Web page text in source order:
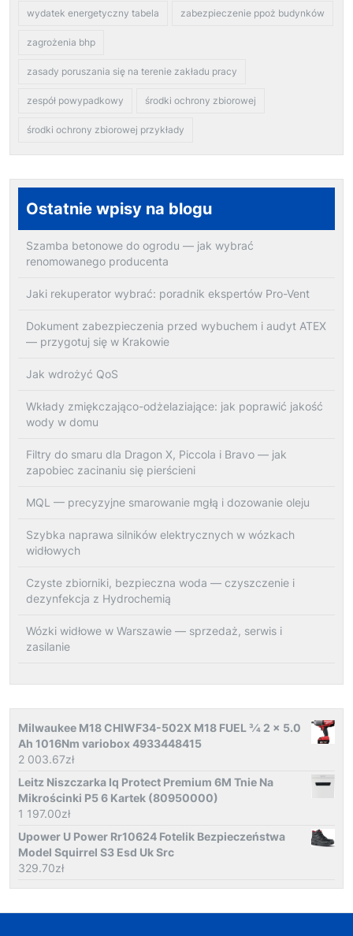
wydatek energetyczny tabela zabezpieczenie ppoż budynków
zagrożenia bhp
zasady poruszania się na terenie zakładu pracy
zespół powypadkowy środki ochrony zbiorowej
środki ochrony zbiorowej przykłady
Ostatnie wpisy na blogu
Szamba betonowe do ogrodu — jak wybrać
renomowanego producenta
Jaki rekuperator wybrać: poradnik ekspertów Pro-Vent
Dokument zabezpieczenia przed wybuchem i audyt ATEX
— przygotuj się w Krakowie
Jak wdrożyć QoS
Wkłady zmiękczająco-odżelaziające: jak poprawić jakość
wody w domu
Filtry do smaru dla Dragon X, Piccola i Bravo — jak
zapobiec zacinaniu się pierścieni
MQL — precyzyjne smarowanie mgłą i dozowanie oleju
Szybka naprawa silników elektrycznych w wózkach
widłowych
Czyste zbiorniki, bezpieczna woda — czyszczenie i
dezynfekcja z Hydrochemią
Wózki widłowe w Warszawie — sprzedaż, serwis i
zasilanie
Milwaukee M18 CHIWF34-502X M18 FUEL 3⁄4 2 x 5.0
Ah 1016Nm variobox 4933448415
2 003.67zł
Leitz Niszczarka Iq Protect Premium 6M Tnie Na
Mikrościnki P5 6 Kartek (80950000)
1 197.00zł
Upower U Power Rr10624 Fotelik Bezpieczeństwa
Model Squirrel S3 Esd Uk Src
329.70zł